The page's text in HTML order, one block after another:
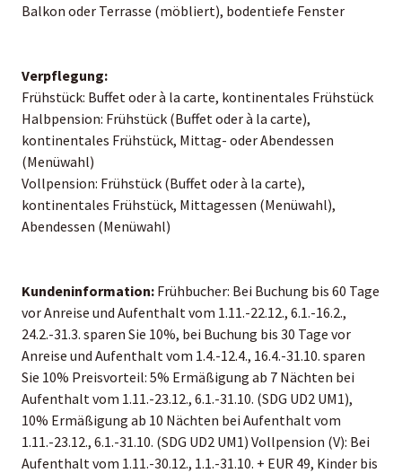
Balkon oder Terrasse (möbliert), bodentiefe Fenster
Verpflegung:
Frühstück: Buffet oder à la carte, kontinentales Frühstück
Halbpension: Frühstück (Buffet oder à la carte),
kontinentales Frühstück, Mittag- oder Abendessen
(Menüwahl)
Vollpension: Frühstück (Buffet oder à la carte),
kontinentales Frühstück, Mittagessen (Menüwahl),
Abendessen (Menüwahl)
Kundeninformation: Frühbucher: Bei Buchung bis 60 Tage
vor Anreise und Aufenthalt vom 1.11.-22.12., 6.1.-16.2.,
24.2.-31.3. sparen Sie 10%, bei Buchung bis 30 Tage vor
Anreise und Aufenthalt vom 1.4.-12.4., 16.4.-31.10. sparen
Sie 10% Preisvorteil: 5% Ermäßigung ab 7 Nächten bei
Aufenthalt vom 1.11.-23.12., 6.1.-31.10. (SDG UD2 UM1),
10% Ermäßigung ab 10 Nächten bei Aufenthalt vom
1.11.-23.12., 6.1.-31.10. (SDG UD2 UM1) Vollpension (V): Bei
Aufenthalt vom 1.11.-30.12., 1.1.-31.10. + EUR 49, Kinder bis